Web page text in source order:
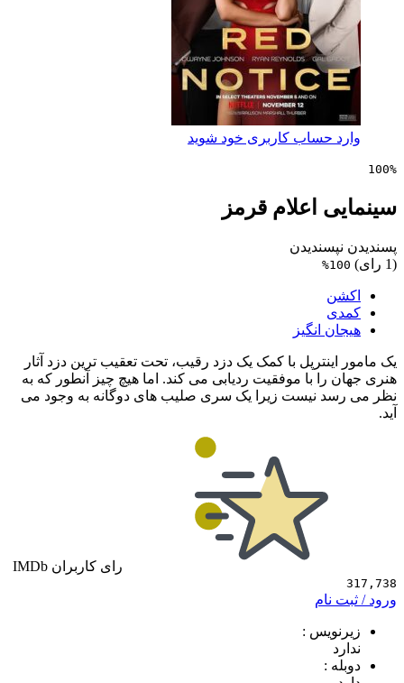
حساب کاربری خود شوید
اعلام قرمز
انگیز
با کمک یک دزد رقیب، تحت تعقیب ترین دزد آثار
با موفقیت ردیابی می کند. اما هیچ چیز آنطور که به
نیست زیرا یک سری صلیب های دوگانه به وجود می
رای کاربران IMDb
نام
: